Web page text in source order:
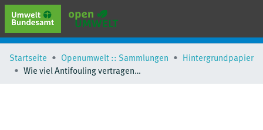
erweiterte Suche
Browse
Startseite Openumwelt :: Sammlungen
Hintergrundpapier
Wie viel Antifouling vertragen unsere Gewässer?